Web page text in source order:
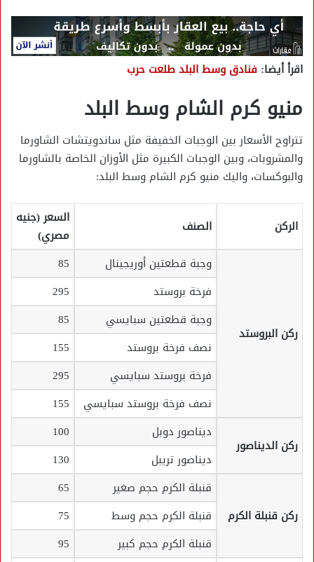
اقرأ أيضا: فنادق وسط البلد طلعت حرب
منيو كرم الشام وسط البلد
تتراوح الأسعار بين الوجبات الخفيفة مثل ساندويتشات الشاورما
والمشروبات، وبين الوجبات الكبيرة مثل الأوزان الخاصة بالشاورما
والبوكسات، واليك منيو كرم الشام وسط البلد:
الركن الصنف
السعر (جنيه
مصري)
ركن البروستد
وجبة قطعتين أوريجينال
85
فرخة بروستد
295
وجبة قطعتين سبايسي
85
نصف فرخة بروستد
155
فرخة بروستد سبايسي
295
نصف فرخة بروستد سبايسي
155
ركن الديناصور
ديناصور دوبل
100
ديناصور تريبل
130
ركن قنبلة الكرم
قنبلة الكرم حجم صغير
65
قنبلة الكرم حجم وسط
75
قنبلة الكرم حجم كبير
95